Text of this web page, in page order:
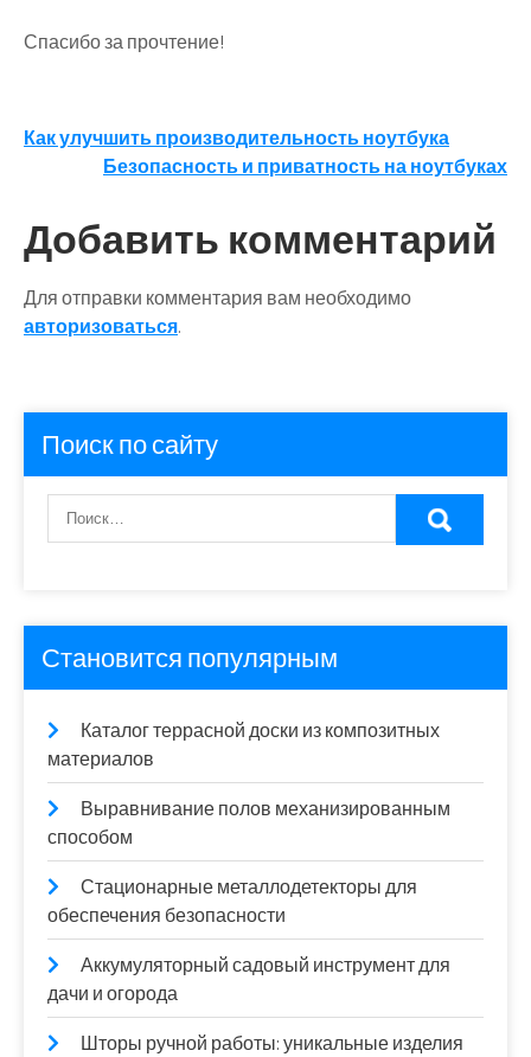
Спасибо за прочтение!
Навигация
записям
Как улучшить производительность ноутбука
Безопасность и приватность на ноутбуках
Добавить комментарий
Для отправки комментария вам необходимо
авторизоваться.
Поиск по сайту
Становится популярным
Каталог террасной доски из композитных
материалов
Выравнивание полов механизированным
способом
Стационарные металлодетекторы для
обеспечения безопасности
Аккумуляторный садовый инструмент для
дачи и огорода
Шторы ручной работы: уникальные изделия